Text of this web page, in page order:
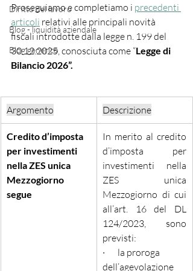
Diritto del lavoro
Blog - liquidità aziendale
Blog generico
Proseguiamo e completiamo i precedenti
articoli relativi alle principali novità
fiscali introdotte dalla legge n. 199 del
30.12.2025, conosciuta come “Legge di
Bilancio 2026”.
Argomento Descrizione
Credito d’imposta
per investimenti
nella ZES unica
Mezzogiorno
segue
In merito al credito
d’imposta per
investimenti nella
ZES unica
Mezzogiorno di cui
all’art. 16 del DL
124/2023, sono
previsti:
·       la proroga
dell’agevolazione